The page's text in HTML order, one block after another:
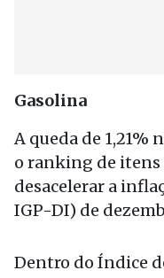
Gasolina
A queda de 1,21%
o ranking de
desacelerar a
IGP-DI) de
Dentro do Índice